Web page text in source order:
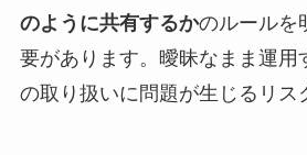
のように共有するかのルールを
要があります。曖昧なまま運用
の取り扱いに問題が生じるリス